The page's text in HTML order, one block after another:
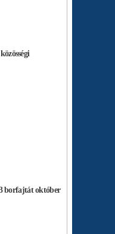
közösségi
borfajtát október